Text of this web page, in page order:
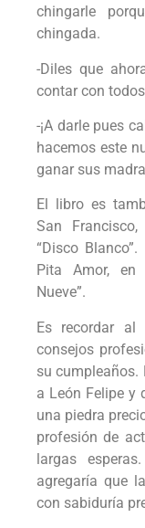
chingarle
chingada.
-Diles que
contar con
-¡A darle pues
hacemos este
ganar sus
El libro es
San
“Disco
Pita Amor, en
Nueve”.
Es recordar
consejos
su cumpleaños.
a León Felipe y
una piedra
profesión de
largas
agregaría que
con sabiduría